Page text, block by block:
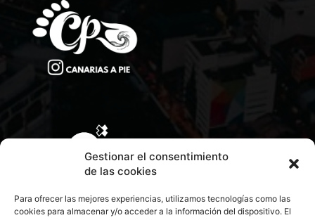
Gestionar el consentimiento
de las cookies
Para ofrecer las mejores experiencias, utilizamos tecnologías como las
cookies para almacenar y/o acceder a la información del dispositivo. El